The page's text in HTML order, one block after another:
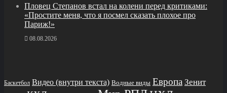
Пловец Степанов встал на колени перед критиками:
«Простите меня, что я посмел сказать плохое про
Париж!»
08.08.2026
Баскетбол Видео (внутри текста) Водные виды Европа Зенит